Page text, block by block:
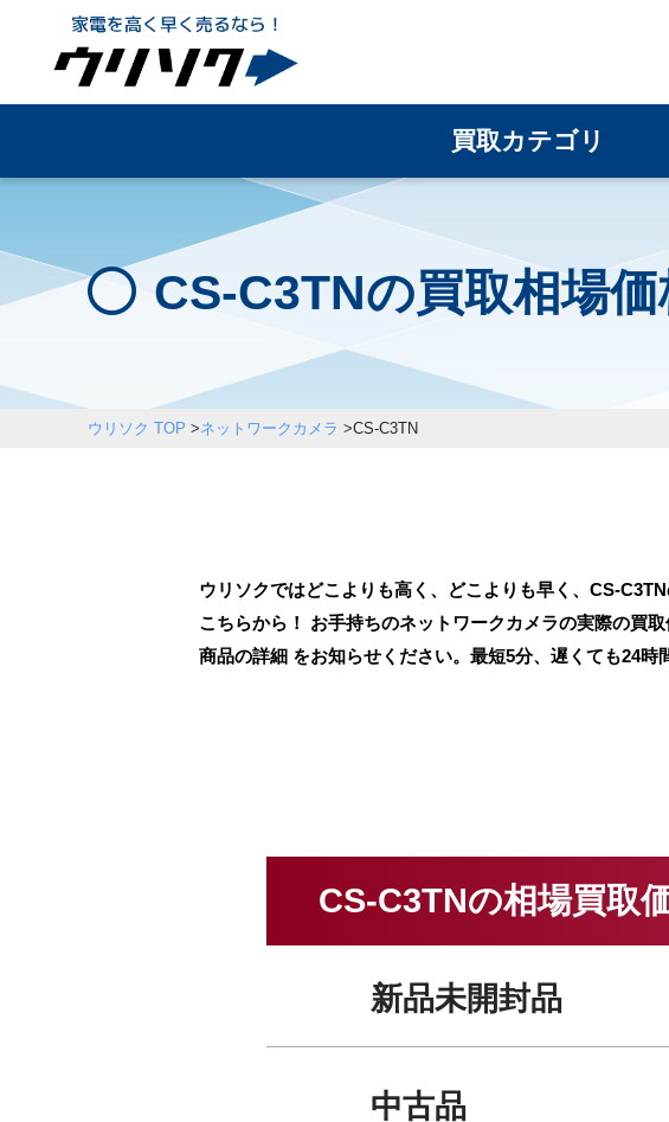
買取カテゴリ
CS-C3TNの買取相場
ウリソク TOP >ネットワークカメラ >CS-C3TN
ウリソクではどこよりも高く、どこよりも早く、CS-
こちらから！ お手持ちのネットワークカメラの実際の買
商品の詳細 をお知らせください。最短5分、遅くても24時
CS-C3TNの相場買取
新品未開封品
中古品